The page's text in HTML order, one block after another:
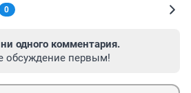
0
одного комментария.
обсуждение первым!